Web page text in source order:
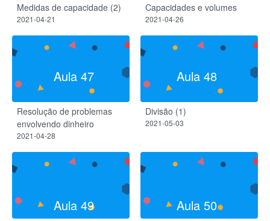
Medidas de capacidade (2)
2021-04-21
Capacidades e volumes
2021-04-26
Aula 47
Resolução de problemas
envolvendo dinheiro
2021-04-28
Aula 48
Divisão (1)
2021-05-03
Aula 49 Aula 50